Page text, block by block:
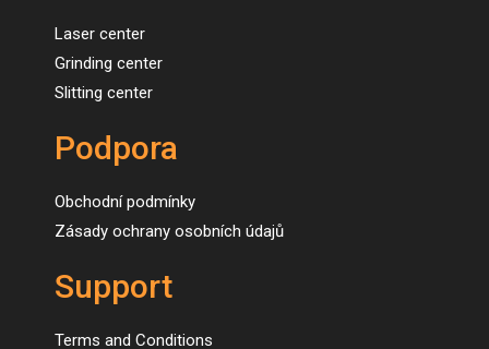
Laser center
Grinding center
Slitting center
Podpora
Obchodní podmínky
Zásady ochrany osobních údajů
Support
Terms and Conditions